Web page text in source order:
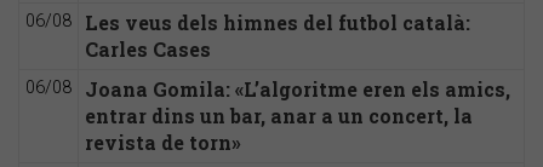
06/08
Les veus dels himnes del futbol català:
Carles Cases
06/08
Joana Gomila: «L’algoritme eren els amics,
entrar dins un bar, anar a un concert, la
revista de torn»